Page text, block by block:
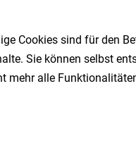
Suche als
automatisch per
Cookies sind für den
Sie können selbst
alle